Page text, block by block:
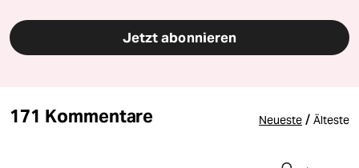
Jetzt abonnieren
171 Kommentare Neueste / Älteste